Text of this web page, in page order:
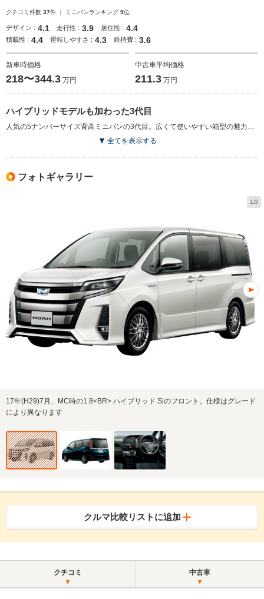
クチコミ件数 37件 ｜ ミニバンランキング 9位
デザイン : 4.1 走行性 : 3.9 居住性 : 4.4
積載性 : 4.4 運転しやすさ : 4.3 維持費 : 3.6
新車時価格
218〜344.3 万円
中古車平均価格
211.3 万円
ハイブリッドモデルも加わった3代目
人気の5ナンバーサイズ背高ミニバンの3代目。広くて使いやすい箱型の魅力はそのままに、よりエモーショナルなデザインとなっている。フロントフェイスは親近感と誠実さが表現され、アンダーグリルと連続する大型フロントグリルの採用などによって、堂々とした佇まいとなっている。インテリアでは、メーターパネルフードが低く設定されるなど、見晴らしの良さと広々感が演出されている。また、ラゲージの床下収納スペースが拡大されるなど、ユーティリティ性能も向上。エンジンは2Lのガソリンに加え、1.8Lアトキンソンサイクル＋モーターのハイブリッドが新たに用意されている。燃費性能も改善されており、JC08モード燃費は前車が16.0km/L（2WDモデル）、後車は23.8km/Lを達成している（2014.1）
全てを表示する
フォトギャラリー
1/3
17年(H29)7月、MC時の1.8<BR> ハイブリッド Siのフロント。仕様はグレード
により異なります
クルマ比較リストに追加
クチコミ 中古車